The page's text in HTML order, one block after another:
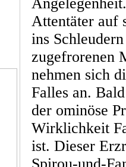
Attentäter auf
ins
zugefrorenen
nehmen sich
Falles an.
der ominöse
Wirklichkeit
ist. Dieser